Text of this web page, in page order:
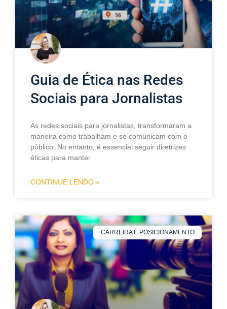
Guia de Ética nas Redes
Sociais para Jornalistas
As redes sociais para jornalistas, transformaram a
maneira como trabalham e se comunicam com o
público. No entanto, é essencial seguir diretrizes
éticas para manter
CONTINUE LENDO »
CARREIRA E POSICIONAMENTO